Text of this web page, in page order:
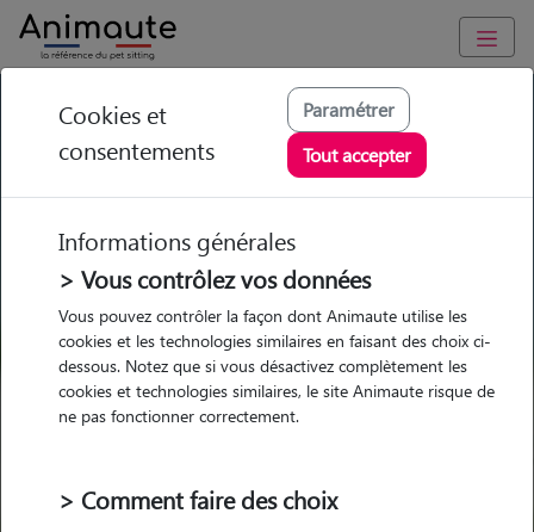
GARDE ANIMAUX à L' Étang-la-Ville : Garde chien et chat en
famille ou à domicile, visites et promenades
Trouvez une garde animaux à
L' Étang-la-Ville
Parmi nos 2 pet-sitters à L' Étang-
la-Ville
Cookies et
consentements
Paramétrer
Tout accepter
Informations générales
> Vous contrôlez vos données
Vous pouvez contrôler la façon dont Animaute utilise les
cookies et les technologies similaires en faisant des choix ci-
dessous. Notez que si vous désactivez complètement les
cookies et technologies similaires, le site Animaute risque de
ne pas fonctionner correctement.
> Comment faire des choix